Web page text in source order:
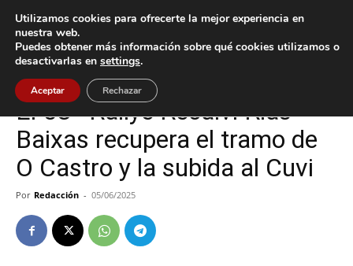
Inicio Deportes
Deportes Vigo
El 58º Rallye Recalvi Rías
Baixas recupera el tramo de
O Castro y la subida al Cuvi
Por Redacción - 05/06/2025
Utilizamos cookies para ofrecerte la mejor experiencia en
nuestra web.
Puedes obtener más información sobre qué cookies utilizamos o
desactivarlas en settings.
Aceptar Rechazar